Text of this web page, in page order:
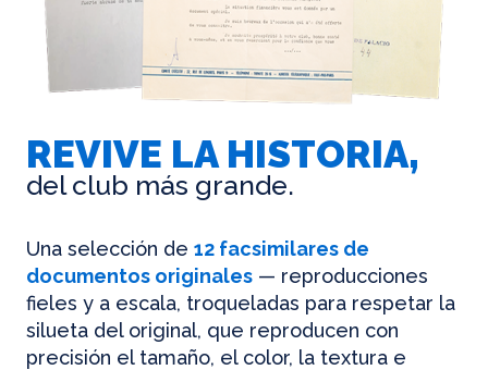
REVIVE LA HISTORIA,
del club más grande.
Una selección de 12 facsimilares de
documentos originales — reproducciones
fieles y a escala, troqueladas para respetar la
silueta del original, que reproducen con
precisión el tamaño, el color, la textura e